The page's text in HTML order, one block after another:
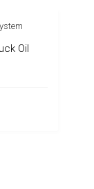
Oil